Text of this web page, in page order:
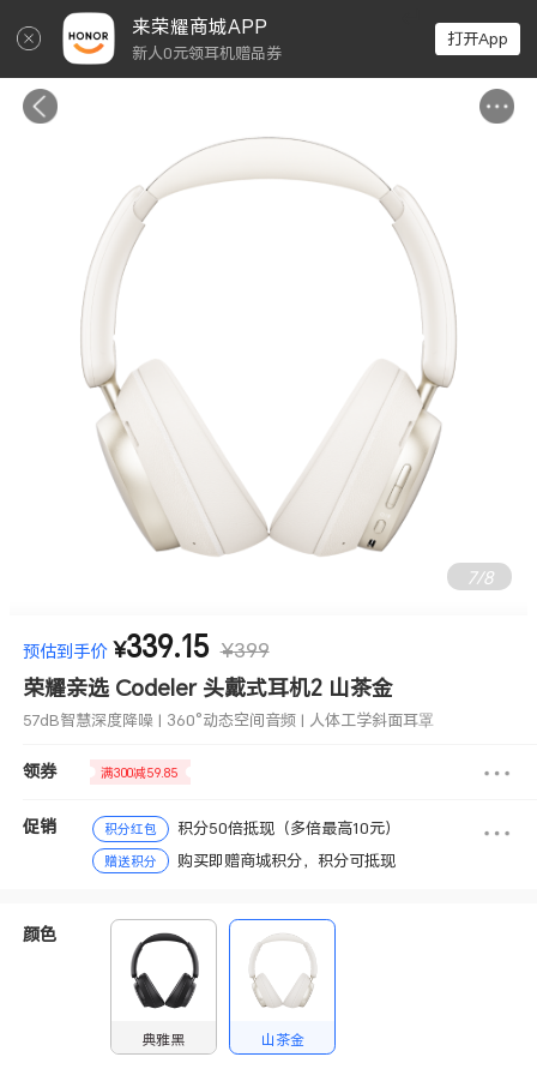
来荣耀商城APP
新人0元领耳机赠品券
打开App
7/8
57dB智慧深度降噪 | 360°动态空间音频 | 人体工学斜面耳罩
预估到手价 ¥339.15 ¥399
荣耀亲选 Codeler 头戴式耳机2 山茶金
57dB智慧深度降噪 | 360°动态空间音频 | 人体工学斜面耳罩
领券 满300减59.85
促销 积分红包 积分50倍抵现（多倍最高10元）
赠送积分 购买即赠商城积分，积分可抵现
颜色
典雅黑 山茶金